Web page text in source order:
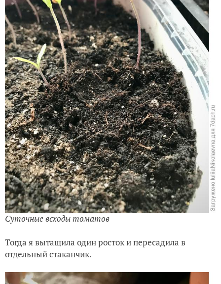
Суточные всходы томатов
Тогда я вытащила один росток и пересадила в
отдельный стаканчик.